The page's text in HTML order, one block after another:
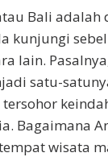
Bali adalah
kunjungi
lain.
satu-
Bagaimana
wisata